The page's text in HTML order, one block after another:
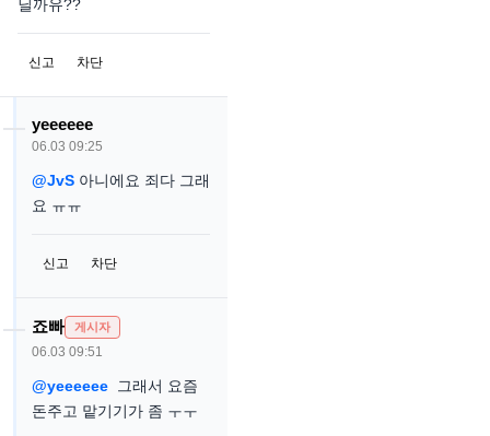
닐까유??
신고 차단
yeeeeee
06.03 09:25
@JvS 아니에요 죄다 그래
요 ㅠㅠ
신고 차단
죠빠 게시자
06.03 09:51
@yeeeeee 그래서 요즘
돈주고 맡기기가 좀 ㅜㅜ